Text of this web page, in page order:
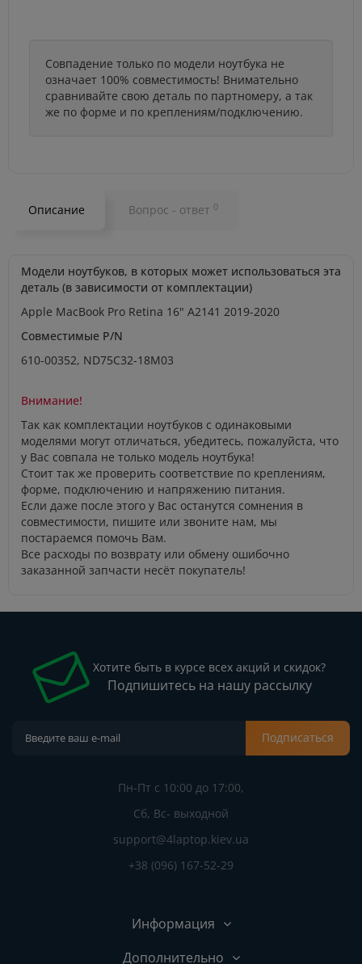
Совпадение только по модели ноутбука не
означает 100% совместимость! Внимательно
сравнивайте свою деталь по партномеру, а так
же по форме и по креплениям/подключению.
Описание Вопрос - ответ 0
Модели ноутбуков, в которых может использоваться эта
деталь (в зависимости от комплектации)
Apple MacBook Pro Retina 16" A2141 2019-2020
Совместимые P/N
610-00352, ND75C32-18M03
Внимание!
Так как комплектации ноутбуков с одинаковыми
моделями могут отличаться, убедитесь, пожалуйста, что
у Вас совпала не только модель ноутбука!
Стоит так же проверить соответствие по креплениям,
форме, подключению и напряжению питания.
Если даже после этого у Вас останутся сомнения в
совместимости, пишите или звоните нам, мы
постараемся помочь Вам.
Все расходы по возврату или обмену ошибочно
заказанной запчасти несёт покупатель!
Хотите быть в курсе всех акций и скидок?
Подпишитесь на нашу рассылку
Подписаться
Пн-Пт с 10:00 до 17:00,
Сб, Вс- выходной
support@4laptop.kiev.ua
+38 (096) 167-52-29
Информация
Дополнительно